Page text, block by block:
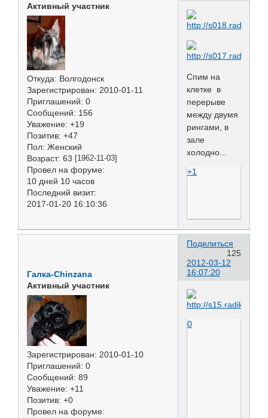
Активный участник
Откуда: Волгодонск
Зарегистрирован: 2010-01-11
Приглашений: 0
Сообщений: 156
Уважение: +19
Позитив: +47
Пол: Женский
Возраст: 63 [1962-11-03]
Провел на форуме:
10 дней 10 часов
Последний визит:
2017-01-20 16:10:36
Спим на
клетке в
перерыве
между двумя
рингами, в
зале
холодно...
+1
Поделиться
125
2012-03-12
16:07:20
Галка-Chinzana
Активный участник
Зарегистрирован: 2010-01-10
Приглашений: 0
Сообщений: 89
Уважение: +11
Позитив: +0
Провел на форуме:
0